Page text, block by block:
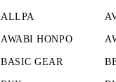
ALLPA
AWABI HONPO
BASIC GEAR